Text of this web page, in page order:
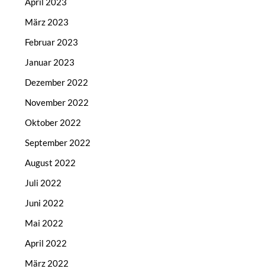
März 2023
Februar 2023
Januar 2023
Dezember 2022
November 2022
Oktober 2022
September 2022
August 2022
Juli 2022
Juni 2022
Mai 2022
April 2022
März 2022